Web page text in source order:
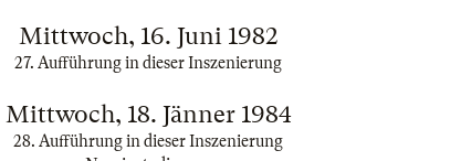
Mittwoch, 16. Juni 1982
27. Aufführung in dieser Inszenierung
Mittwoch, 18. Jänner 1984
28. Aufführung in dieser Inszenierung